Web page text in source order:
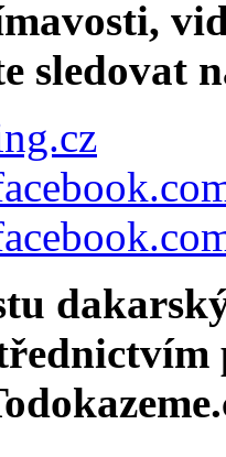
sledovat